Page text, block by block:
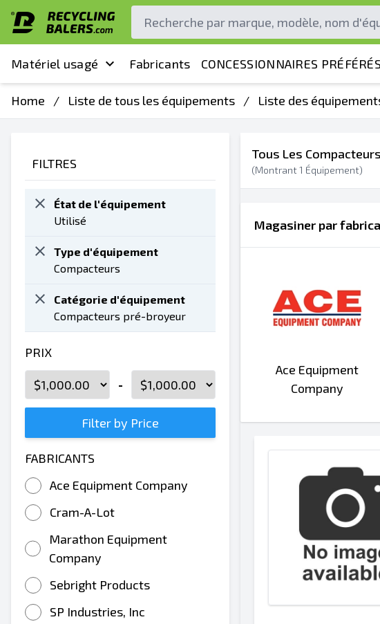
Matériel usagé Fabricants CONCESSIONNAIRES PRÉFÉRÉS
Home / Liste de tous les équipements / Liste des
FILTRES
État de l'équipement
Utilisé
Type d'équipement
Compacteurs
Catégorie d'équipement
Compacteurs pré-broyeur
PRIX
-
Filter by Price
FABRICANTS
Ace Equipment Company
Cram-A-Lot
Marathon Equipment
Company
Sebright Products
SP Industries, Inc
Tous Les
(Montrant1 Équipement)
Magasiner par
Ace Equipment
Company